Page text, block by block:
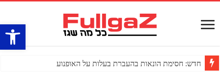
פתח
חדש: חסימת הונאות בהעברת בעלות על האופנוע